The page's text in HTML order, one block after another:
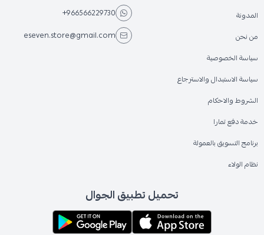
المدونة
من نحن
سياسة الخصوصية
سياسة الاستبدال والاسترجاع
الشروط والاحكام
خدمة دفع تمارا
برنامج التسويق بالعمولة
نظام الولاء
+966566229730
eseven.store@gmail.com
تحميل تطبيق الجوال